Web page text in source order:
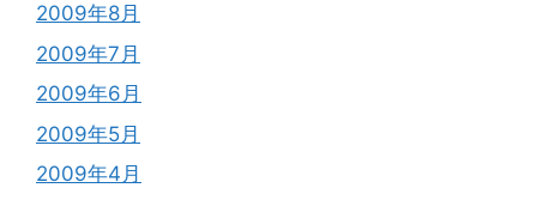
2009年8月
2009年7月
2009年6月
2009年5月
2009年4月